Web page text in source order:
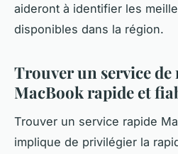
aideront à identifier les
disponibles dans la région.
Trouver un service
MacBook rapide et
Trouver un service rapide
implique de privilégier la